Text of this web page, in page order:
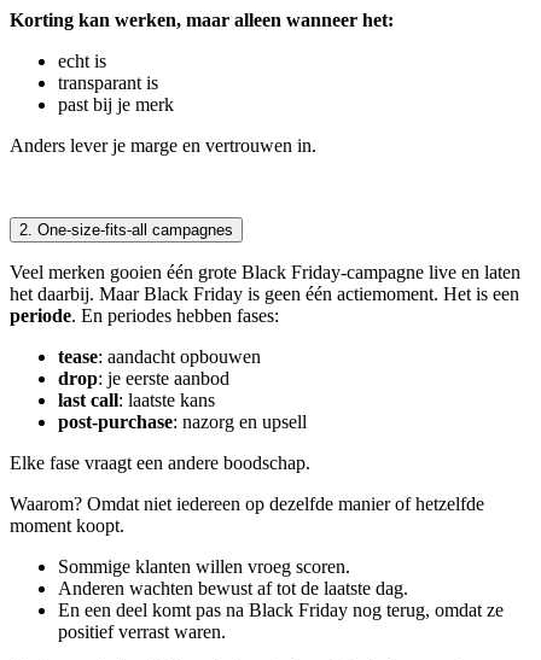
Korting kan werken, maar alleen wanneer het:
echt is
transparant is
past bij je merk
Anders lever je marge en vertrouwen in.
2. One-size-fits-all campagnes
Veel merken gooien één grote Black Friday-campagne live en laten
het daarbij. Maar Black Friday is geen één actiemoment. Het is een
periode. En periodes hebben fases:
tease: aandacht opbouwen
drop: je eerste aanbod
last call: laatste kans
post-purchase: nazorg en upsell
Elke fase vraagt een andere boodschap.
Waarom? Omdat niet iedereen op dezelfde manier of hetzelfde
moment koopt.
Sommige klanten willen vroeg scoren.
Anderen wachten bewust af tot de laatste dag.
En een deel komt pas na Black Friday nog terug, omdat ze
positief verrast waren.